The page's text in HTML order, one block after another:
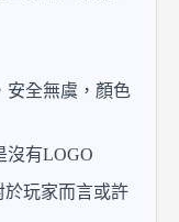
安全無虞，顏色
沒有LOGO
於玩家而言或許